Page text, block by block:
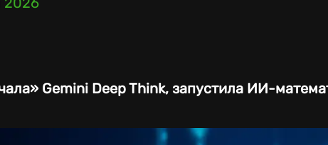
Gemini Deep Think, запустила ИИ-